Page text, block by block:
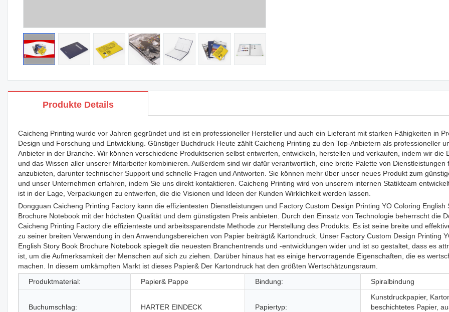
Produkte Details
Caicheng Printing wurde vor Jahren gegründet und ist ein professioneller Hersteller und auch ein Lieferant mit starken Fähigkeiten in
Design und Forschung und Entwicklung. Günstiger Buchdruck Heute zählt Caicheng Printing zu den Top-Anbietern als professioneller
Anbieter in der Branche. Wir können verschiedene Produktserien selbst entwerfen, entwickeln, herstellen und verkaufen, indem wir die
und das Wissen aller unserer Mitarbeiter kombinieren. Außerdem sind wir dafür verantwortlich, eine breite Palette von Dienstleistungen
anzubieten, darunter technischer Support und schnelle Fragen und Antworten. Sie können mehr über unser neues Produkt zum
und unser Unternehmen erfahren, indem Sie uns direkt kontaktieren. Caicheng Printing wird von unserem internen Statikteam
ist in der Lage, Verpackungen zu entwerfen, die die Visionen und Ideen der Kunden Wirklichkeit werden lassen.
Dongguan Caicheng Printing Factory kann die effizientesten Dienstleistungen und Factory Custom Design Printing YO Coloring English
Brochure Notebook mit der höchsten Qualität und dem günstigsten Preis anbieten. Durch den Einsatz von Technologie beherrscht die
Caicheng Printing Factory die effizienteste und arbeitssparendste Methode zur Herstellung des Produkts. Es ist seine breite und
zu seiner breiten Verwendung in den Anwendungsbereichen von Papier beiträgt& Kartondruck. Unser Factory Custom Design Printing
English Story Book Brochure Notebook spiegelt die neuesten Branchentrends und -entwicklungen wider und ist so gestaltet, dass es
ist, um die Aufmerksamkeit der Menschen auf sich zu ziehen. Darüber hinaus hat es einige hervorragende Eigenschaften, die es
machen. In diesem umkämpften Markt ist dieses Papier& Der Kartondruck hat den größten Wertschätzungsraum.
Produktmaterial:
Papier& Pappe Bindung: Spiralbindung
Buchumschlag: HARTER EINDECK Papiertyp:
Kunstdruckpapier,
beschichtetes Papier,